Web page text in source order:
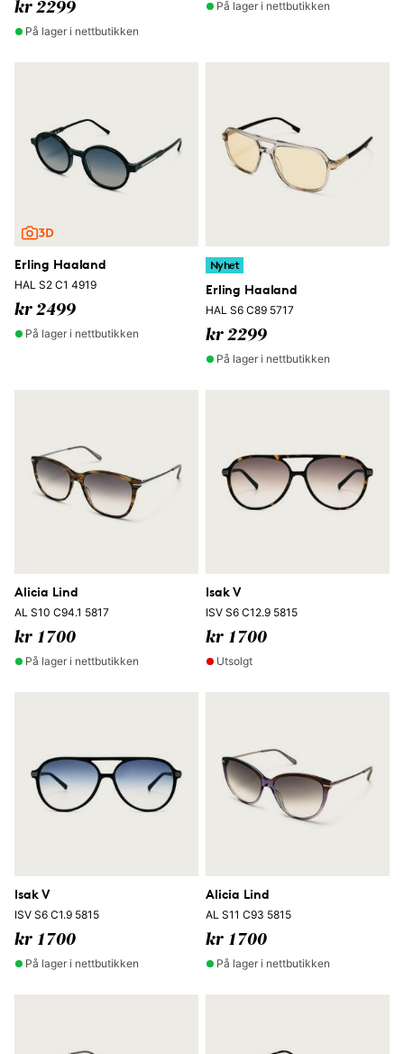
kr 2299
På lager i nettbutikken
På lager i nettbutikken
Erling Haaland
HAL S2 C1 4919
kr 2499
På lager i nettbutikken
Nyhet
Erling Haaland
HAL S6 C89 5717
kr 2299
På lager i nettbutikken
Alicia Lind
AL S10 C94.1 5817
kr 1700
På lager i nettbutikken
Isak V
ISV S6 C12.9 5815
kr 1700
Utsolgt
Isak V
ISV S6 C1.9 5815
kr 1700
På lager i nettbutikken
Alicia Lind
AL S11 C93 5815
kr 1700
På lager i nettbutikken